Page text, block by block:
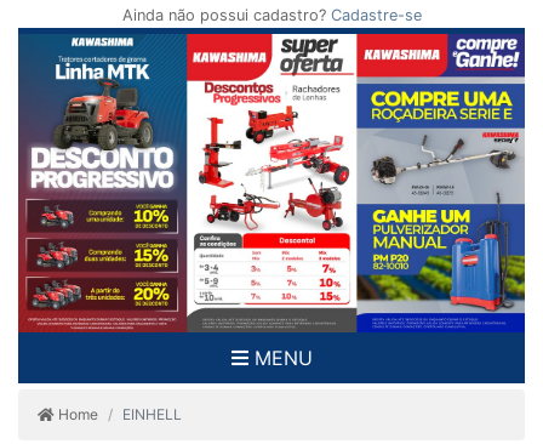
Ainda não possui cadastro? Cadastre-se
MENU
Home EINHELL